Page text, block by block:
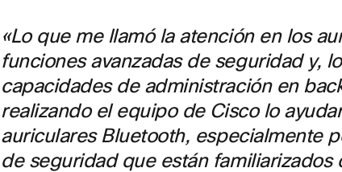
«Lo que me llamó la atención en los
funciones avanzadas de seguridad y,
capacidades de administración en
realizando el equipo de Cisco lo
auriculares Bluetooth, especialmente
de seguridad que están familiarizados